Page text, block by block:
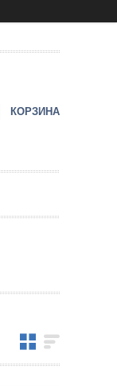
КОРЗИНА